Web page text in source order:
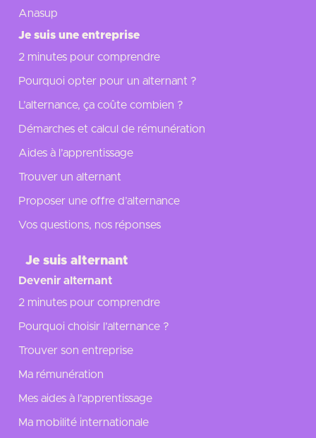
Anasup
Je suis une entreprise
2 minutes pour comprendre
Pourquoi opter pour un alternant ?
L’alternance, ça coûte combien ?
Démarches et calcul de rémunération
Aides à l’apprentissage
Trouver un alternant
Proposer une offre d’alternance
Vos questions, nos réponses
Je suis alternant
Devenir alternant
2 minutes pour comprendre
Pourquoi choisir l’alternance ?
Trouver son entreprise
Ma rémunération
Mes aides à l'apprentissage
Ma mobilité internationale